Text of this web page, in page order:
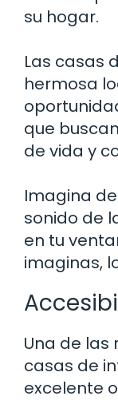
su hogar.
Las casas
hermosa
que
de vida y
Imagina
sonido de
en tu
imaginas,
Una de las
casas de
excelente